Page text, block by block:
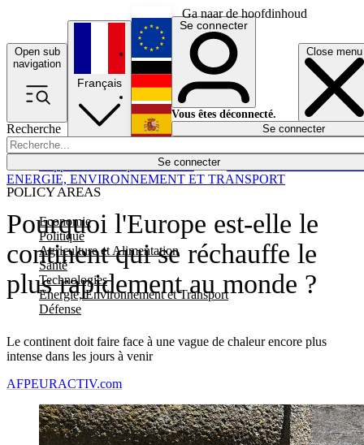
Ga naar de hoofdinhoud
Open sub
navigation
Close menu
Recherche
Se connecter
POLICY AREAS
Economie
Politique
Agriculture et Alimentation
Santé
Technologies
Energie, Environnement et Transport
Défense
Économie
Français
English
Deutsch
Español
Se connecter
Vous êtes déconnecté.
Se connecter
Pourquoi l'Europe est-elle le
continent qui se réchauffe le
plus rapidement au monde ?
Le continent doit faire face à une vague de chaleur encore plus
intense dans les jours à venir
ENERGIE, ENVIRONNEMENT ET TRANSPORT
AFPEURACTIV.com